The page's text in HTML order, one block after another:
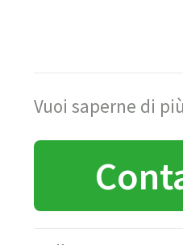
Vuoi saperne di